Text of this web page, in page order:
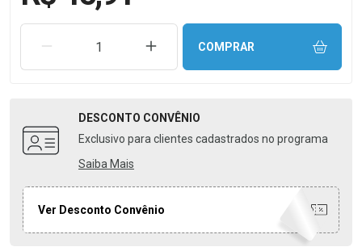
REMOVER UMA UNIDADEAUMENTAR UMA UNIDADE
COMPRAR
DESCONTO CONVÊNIO
Exclusivo para clientes cadastrados no programa
Saiba Mais
Ver Desconto Convênio